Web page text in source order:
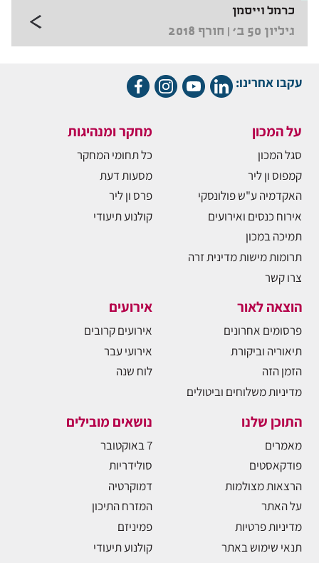
כרמל וייסמן
גיליון 50 ב' | חורף 2018
עקבו אחרינו:
על המכון
סגל המכון
קמפוס ון ליר
האקדמיה ע"ש פולונסקי
אירוח כנסים ואירועים
תמיכה במכון
תרומות מישות מדינית זרה
צרו קשר
מחקר ומנהיגות
כל תחומי המחקר
מסעות דעת
פרס ון ליר
קולנוע תיעודי
הוצאה לאור
פרסומים אחרונים
תיאוריה וביקורת
הזמן הזה
מדיניות משלוחים וביטולים
אירועים
אירועים קרובים
אירועי עבר
לוח שנה
התוכן שלנו
מאמרים
פודקאסטים
הרצאות מצולמות
על האתר
מדיניות פרטיות
תנאי שימוש באתר
נושאים מובילים
7 באוקטובר
סולידריות
דמוקרטיה
המזרח התיכון
פמיניזם
קולנוע תיעודי